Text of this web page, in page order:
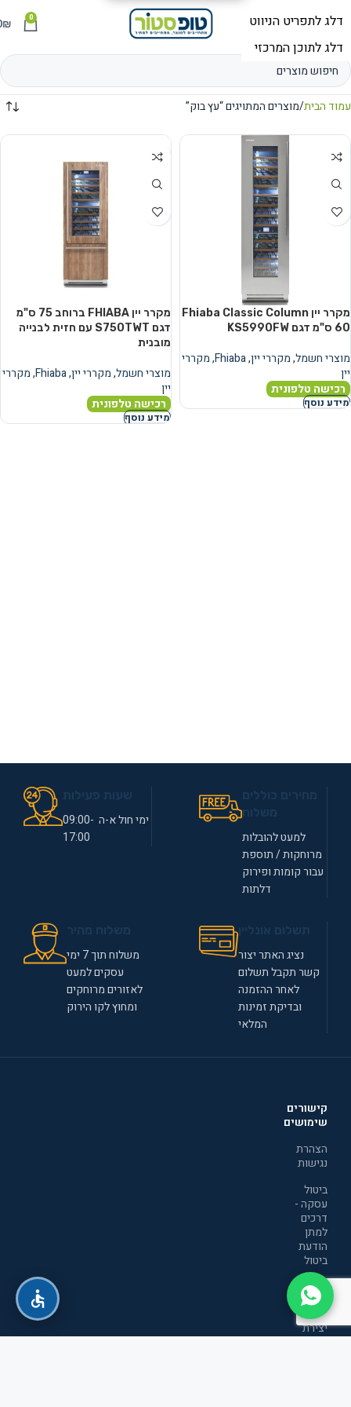
תפריט 0
₪
עמוד הבית מוצרים המתויגים “עץ בוק”
מקרר יין Fhiaba Classic Column
60 ס"מ דגם KS5990FW
מוצרי חשמל,מקררי יין,
Fhiaba
,מקררי
יין
רכישה טלפונית
מידע נוסף
מקרר יין FHIABA ברוחב 75 ס"מ
דגם S750TWT עם חזית לבנייה
מובנית
מוצרי חשמל,מקררי יין,
Fhiaba
,מקררי
יין
רכישה טלפונית
מידע נוסף
למעט להובלות
מרוחקות / תוספת
עבור קומות ופירוק
דלתות
ימי חול א-ה 09:00-
17:00
נציג האתר יצור
קשר תקבל תשלום
לאחר ההזמנה
ובדיקת זמינות
המלאי
משלוח תוך 7 ימי
עסקים למעט
לאזורים מרוחקים
ומחוץ לקו הירוק
קישורים
שימושים
הצהרת
נגישות
ביטול
עסקה -
דרכים
למתן
הודעת
ביטול
מדיניות
הפרטיות
יצירת